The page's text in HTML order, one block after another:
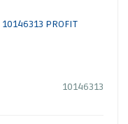
PROFIT
10146313